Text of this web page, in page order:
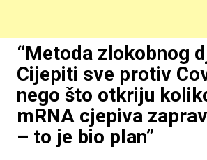
“Metoda zlokobnog
Cijepiti sve protiv
nego što otkriju
mRNA cjepiva
– to je bio plan”